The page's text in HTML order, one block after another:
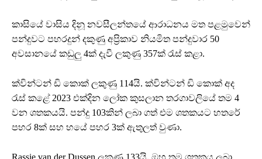
කාසියේ වාසිය දිනූ නවසීලන්තයේ ආරාධනය මත පළමුවෙන්
පන්දුවට පහරදුන් දකුණු අප්‍රිකාව නියමිත පන්දුවාර 50
අවසානයේ කඩුලු 4ක් දැවී ලකුණු 357ක් රැස් කළා.
ක්වින්ටන් ඩි කොක් ලකුණු 114යි. ක්වින්ටන් ඩි කොක් අද
රැස් කළේ 2023 එක්දින ලෝක කුසලාන තරගාවලියේ තම 4
වන ශතකයයි. පන්දු 103කින් ලබා ගත් එම ශතකයට හතරේ
පහර 8ක් සහ හයේ පහර 3ක් ඇතුලත් වුණා.
Rassie van der Dussen ලකුණු 133යි. ඔහු තම ශතකය ලබා